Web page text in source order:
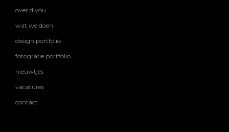
over diyou
wat we doen
design portfolio
fotografie portfolio
nieuwtjes
vacatures
contact